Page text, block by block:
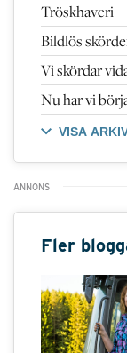
Tröskhaveri
Bildlös
Vi skördar
Nu har vi
VISA
Fler